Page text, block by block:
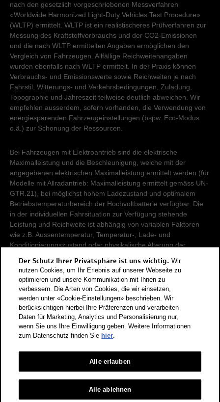
nach den gesetzlich vorgeschriebenen Messverfahren
«Worldwide Harmonized Light-Duty Vehicles Test Procedure»
(WLTP) ermittelt. WLTP ist ein realistischeres Prüfverfahren zur
Messung des Kraftstoffverbrauchs und der CO2-Emissionen
und die nach WLTP ermittelten Angaben ermöglichen den
Vergleich von Fahrzeugen. Allfällige Reichweitenangaben
wurden ebenfalls nach WLTP ermittelt. In der Praxis können
Verbrauchs- und Emissionswerte sowie Reichweiten je nach
Fahrstil, Witterungs- und Verkehrsbedingungen, Zuladung,
Topographie und Jahreszeit teilweise deutlich abweichen. Wir
empfehlen ausserdem, sofern vorhanden, die Verwendung von
energiesparenden Fahrzeugeinstellungen (bspw. Eco-Modus
o.ä.) zur Schonung der Ressourcen.
Bei Fahrzeugen mit Elektroantrieb sind die elektrische
Maximalleistung und die Beschleunigung, welche mit der
angegebenen elektrischen Maximalleistung ermittelt werden (für
Modelle mit Allradantrieb: Maximalleistung ermittelt gemäss UN-
GTR.21), bei möglichst hohem Ladezustand und optimalem
Betriebstemperaturbereich der Hochvoltbatterie verfügbar. Die
in der individuellen Fahrsituation zur Verfügung stehende
Leistung und Reichweite ist abhängig von variablen Faktoren
wie z.B. Aussentemperatur, Temperatur-, Lade- und
Konditionierungszustand oder physikalische Alterung der
Damit Energieverbräuche unterschiedlicher Antriebsformen
(Benzin, Diesel, Gas, Strom, usw.) vergleichbar sind, werden sie
zusätzlich als sogenannte Benzinäquivalente (Masseinheit für
Energie) ausgewiesen. CO2 ist das für die Erderwärmung
hauptverantwortliche Treibhausgas. CO2-Mittelwert aller in der
Schweiz angebotenen Fahrzeugmodelle: 111 g/km (WLTP).
CO2-Zielwert der in der Schweiz angebotenen
Fahrzeugmodelle: 93.6 g/km (WLTP). Die Angaben für ein
Fahrzeug können von den zulassungsrelevanten Daten nach
der individuellen Einzelfahrzeuggenehmigung abweichen.
Energieeffizienz-Kategorie nach dem neuen
Berechnungsverfahren gemäss Anhang 4.1 EnEV, gültig ab
Der Schutz Ihrer Privatsphäre ist uns wichtig. Wir
nutzen Cookies, um Ihr Erlebnis auf unserer Webseite zu
optimieren und unsere Kommunikation mit Ihnen zu
verbessern. Die Arten von Cookies, die wir einsetzen,
werden unter «Cookie-Einstellungen» beschrieben. Wir
berücksichtigen hierbei Ihre Präferenzen und verarbeiten
Daten für Marketing, Analytics und Personalisierung nur,
wenn Sie uns Ihre Einwilligung geben. Weitere Informationen
zum Datenschutz finden Sie hier.
Alle ablehnen
Alle erlauben